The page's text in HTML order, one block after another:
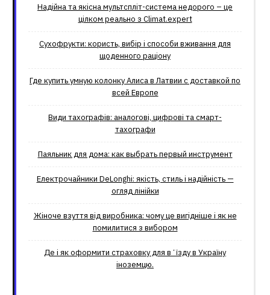
Надійна та якісна мультспліт-система недорого – це
цілком реально з Climat.еxpert
Сухофрукти: користь, вибір і способи вживання для
щоденного раціону
Где купить умную колонку Алиса в Латвии с доставкой по
всей Европе
Види тахографів: аналогові, цифрові та смарт-
тахографи
Паяльник для дома: как выбрать первый инструмент
Електрочайники DeLonghi: якість, стиль і надійність —
огляд лінійки
Жіноче взуття від виробника: чому це вигідніше і як не
помилитися з вибором
Де і як оформити страховку для вʼїзду в Україну
іноземцю.